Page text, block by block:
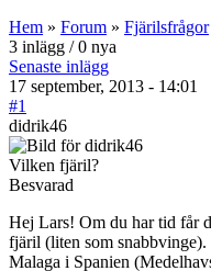
Hem » Forum » Fjärilsfrågor
3 inlägg / 0 nya
Senaste inlägg
17 september, 2013 - 14:01
#1
didrik46
Vilken fjäril?
Besvarad
Hej Lars! Om du har tid får
fjäril (liten som
Malaga i Spanien